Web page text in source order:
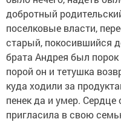
добротный
поселковые власти,
старый, покосившийся
брата Андрея был
порой он и тетушка
куда ходили за
пенек да и умер.
пригласила в свою